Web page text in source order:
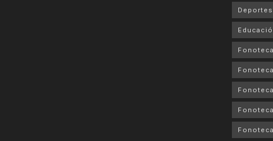
Deportes
Fonoteca